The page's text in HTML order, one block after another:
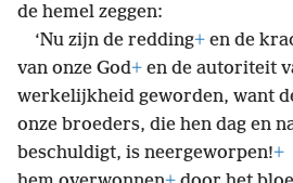
de hemel zeggen:
‘Nu zijn de redding+ en de
van onze God+ en de autoriteit
werkelijkheid geworden, want
onze broeders, die hen dag en
beschuldigt, is neergeworpen!+